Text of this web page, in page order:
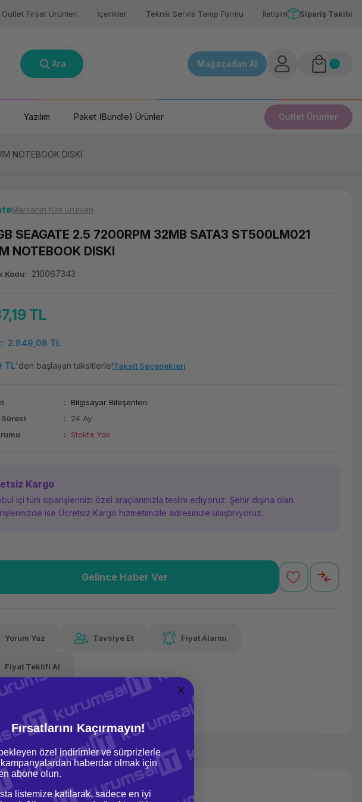
Outlet Fırsat Ürünleri İçerikler Teknik Servis Talep Formu İletişim Sipariş Takibi
Ara Mağazadan Al
Yazılım Paket (Bundle) Ürünler Outlet Ürünler
NOTEBOOK DISKI
Markanın tüm ürünleri
SEAGATE 2.5 7200RPM 32MB SATA3 ST500LM021
NOTEBOOK DISKI
Kodu 210067343
TL
2.849,08 TL
TL'den başlayan taksitlerle!Taksit Seçenekleri
Bilgisayar Bileşenleri
24 Ay
Stokta Yok
Kargo
içi tüm siparişlerinizi özel araçlarımızla teslim ediyoruz. Şehir dışına olan
ise Ücretsiz Kargo hizmetimizle adresinize ulaştırııyoruz.
TLx 12
taksit
Havalelerde
Özel indirim fırsatı
Gelince Haber Ver
Yorum Yaz Tavsiye Et Fiyat Alarmı
Fiyat Teklifi Al
Fırsatlarını Kaçırmayın!
özel indirimler ve sürprizlerle
haberdar olmak için
abone olun.
listemize katılarak, sadece en iyi